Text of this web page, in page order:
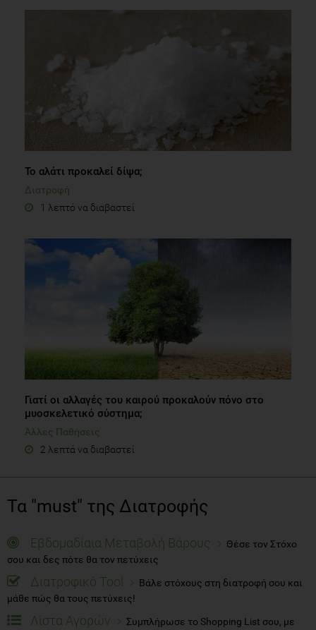
Το αλάτι προκαλεί δίψα;
Διατροφή
1 λεπτό να διαβαστεί
Γιατί οι αλλαγές του καιρού προκαλούν πόνο στο
μυοσκελετικό σύστημα;
Άλλες Παθήσεις
2 λεπτά να διαβαστεί
Τα "must" της Διατροφής
Εβδομαδίαια Μεταβολή Βάρους
Θέσε τον Στόχο
σου και δες πότε θα τον πετύχεις
Διατροφικό Tool
Βάλε στόχους στη διατροφή σου και
μάθε πώς θα τους πετύχεις!
Λίστα Αγορών Συμπλήρωσε το Shopping List σου, με